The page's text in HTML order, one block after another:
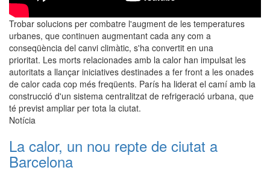
Trobar solucions per combatre l'augment de les temperatures
urbanes, que continuen augmentant cada any com a
conseqüència del canvi climàtic, s'ha convertit en una
prioritat. Les morts relacionades amb la calor han impulsat les
autoritats a llançar iniciatives destinades a fer front a les onades
de calor cada cop més freqüents. París ha liderat el camí amb la
construcció d'un sistema centralitzat de refrigeració urbana, que
té previst ampliar per tota la ciutat.
Notícia
La calor, un nou repte de ciutat a
Barcelona